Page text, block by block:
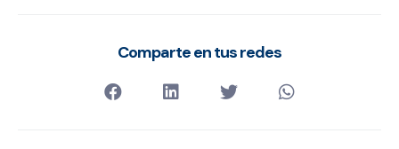
Comparte en tus redes